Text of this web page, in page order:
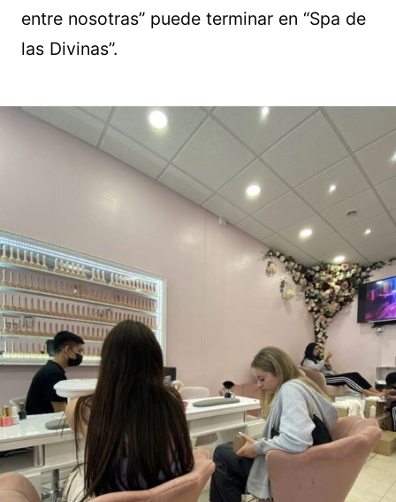
entre nosotras” puede terminar en “Spa de
las Divinas”.